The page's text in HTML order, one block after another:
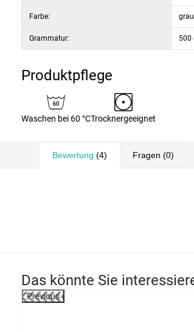
Farbe: grau
Grammatur: 500
Produktpflege
Waschen bei 60 °CTrocknergeeignet
Bewertung (4) Fragen (0)
Das könnte Sie
Previous